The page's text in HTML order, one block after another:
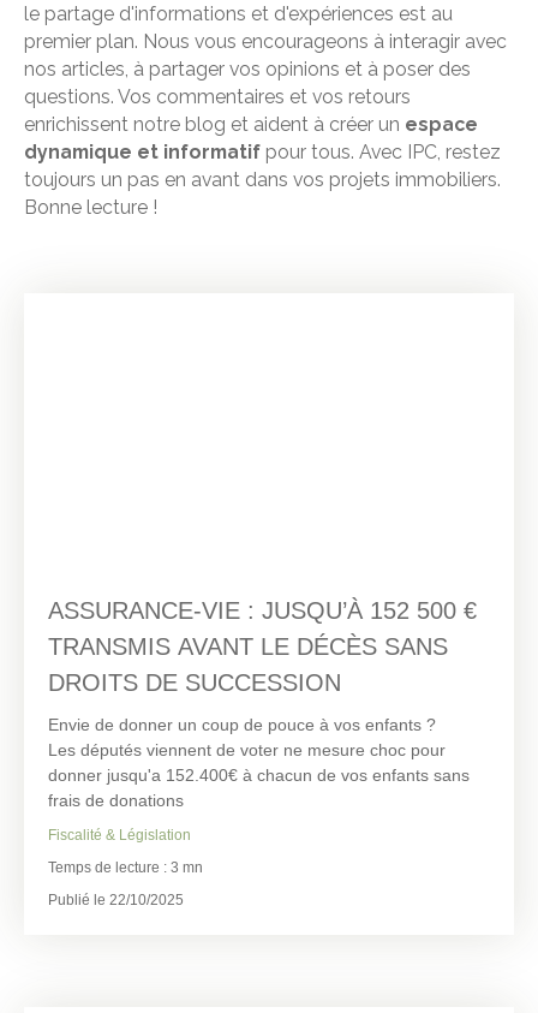
le partage d'informations et d'expériences est au
premier plan. Nous vous encourageons à interagir avec
nos articles, à partager vos opinions et à poser des
questions. Vos commentaires et vos retours
enrichissent notre blog et aident à créer un espace
dynamique et informatif pour tous. Avec IPC, restez
toujours un pas en avant dans vos projets immobiliers.
Bonne lecture !
ASSURANCE-VIE : JUSQU’À 152 500 €
TRANSMIS AVANT LE DÉCÈS SANS
DROITS DE SUCCESSION
Envie de donner un coup de pouce à vos enfants ?
Les députés viennent de voter ne mesure choc pour
donner jusqu'a 152.400€ à chacun de vos enfants sans
frais de donations
Fiscalité & Législation
Temps de lecture : 3 mn
Publié le 22/10/2025